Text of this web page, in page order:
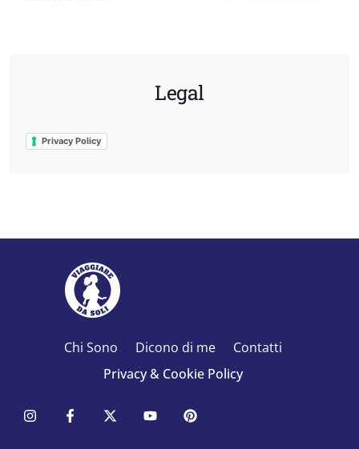
Legal
Privacy Policy
Chi Sono Dicono di me
Contatti
Privacy & Cookie Policy